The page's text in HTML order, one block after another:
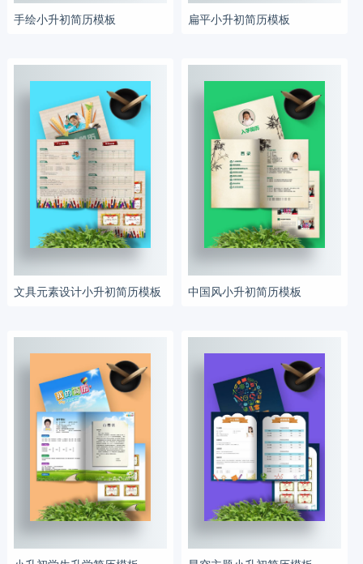
手绘小升初简历模板 扁平小升初简历模板
文具元素设计小升初简历模板 中国风小升初简历模板